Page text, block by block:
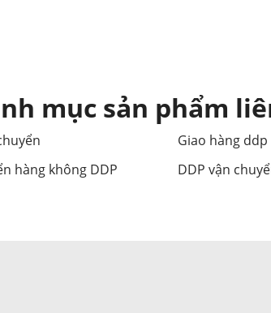
mục sản phẩm
Giao hàng ddp
hàng không DDP
DDP vận